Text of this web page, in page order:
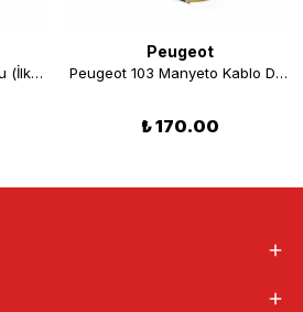
Peugeot Debriyaj Tamburu (İlk Hareket Tamburu)
Peugeot
Peugeot 103 Manyeto Kablo Demeti Alt
₺ 170.00